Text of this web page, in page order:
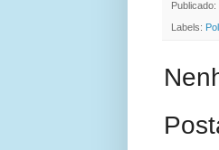
Publicado:
Labels: